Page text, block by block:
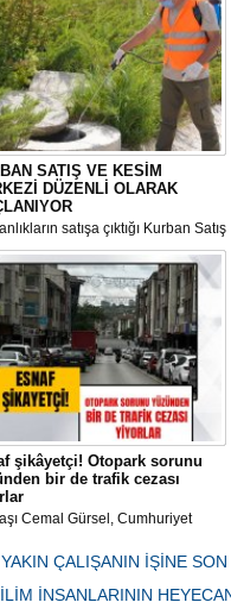
SATIŞ VE KESİM
DÜZENLİ OLARAK
satışa çıktığı Kurban Satış
Merkezi, haşere ve
önüne geçilmesi amacıyla
Gölbaşı Belediyesi ekipleri
düzenli olarak ilaçlanıyor.
şikâyetçi! Otopark sorunu
bir de trafik cezası
Cemal Gürsel, Cumhuriyet
esnaf ve alışverişe gelen
park cezaları yüzünden
bezdi.
ÇALIŞANIN İŞİNE
İNSANLARININ